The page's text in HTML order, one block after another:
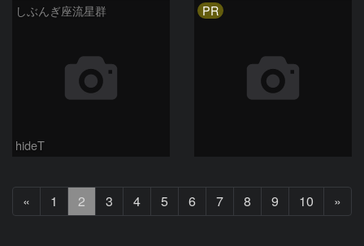
しぶんぎ座流星群
hideT
PR
«
へ
1 2 3 4 5 6 7 8 9 10 »
へ